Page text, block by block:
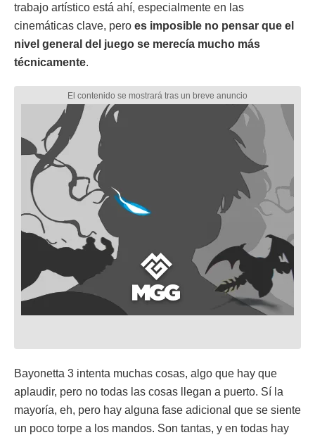
trabajo artístico está ahí, especialmente en las
cinemáticas clave, pero es imposible no pensar que el
nivel general del juego se merecía mucho más
técnicamente.
Bayonetta 3 intenta muchas cosas, algo que hay que
aplaudir, pero no todas las cosas llegan a puerto. Sí la
mayoría, eh, pero hay alguna fase adicional que se siente
un poco torpe a los mandos. Son tantas, y en todas hay